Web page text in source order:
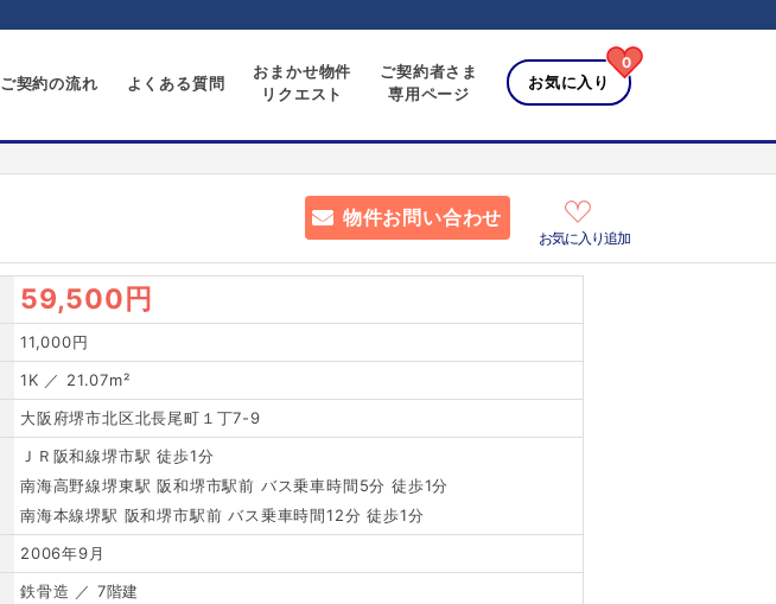
ご契約の流れ よくある質問
おまかせ物件
リクエスト
ご契約者さま
専用ページ
お気に入り
0
物件お問い合わせ
お気に入り追加
59,500円
11,000円
1K ／ 21.07m²
大阪府堺市北区北長尾町１丁7-9
ＪＲ阪和線堺市駅 徒歩1分
南海高野線堺東駅 阪和堺市駅前 バス乗車時間5分 徒歩1分
南海本線堺駅 阪和堺市駅前 バス乗車時間12分 徒歩1分
2006年9月
鉄骨造 ／ 7階建